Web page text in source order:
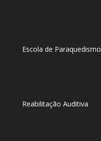
Escola de Paraquedismo
Reabilitação Auditiva